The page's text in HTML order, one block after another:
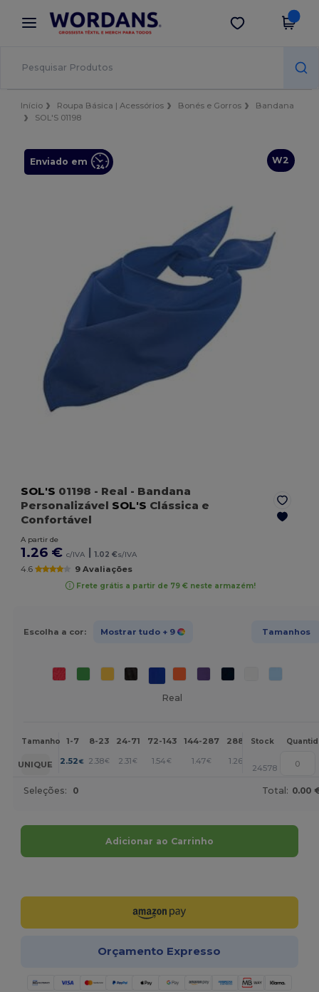
× App Wordans
Melhores preços na app!
Obter app
Início Roupa Básica | Acessórios Bonés e Gorros
Bandana
SOL'S 01198
W2
Enviado em
SOL'S 01198 - Real - Bandana
Personalizável SOL'S Clássica e
Confortável
A partir de
1.26 € c/IVA | 1.02 €s/IVA
4.6 9 Avaliações
Frete grátis a partir de 79 € neste armazém!
Escolha a cor: Mostrar tudo + 9 Tamanhos
Real
Tamanho 1-7 8-23 24-71 72-143 144-287 288 + Mais
Stock
UNIQUE 2.52 € 2.38€ 2.31 € 1.54 € 1.47€ 1.26 +
24578
Seleções: 0 Total: 0.00
Adicionar ao Carrinho
Orçamento Expresso